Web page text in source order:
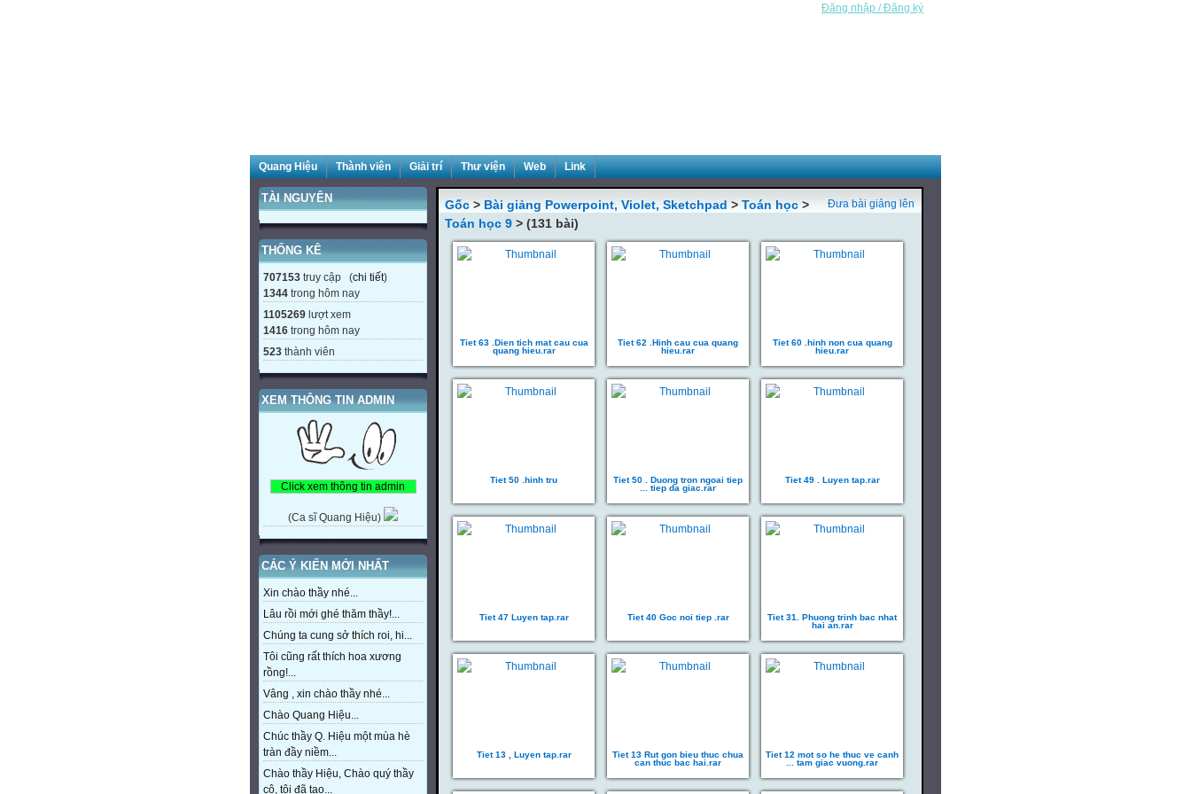
Đăng nhập / Đăng ký
Quang Hiệu Thành viên Giải trí Thư viện Web Link
TÀI NGUYÊN
THỐNG KÊ
707153 truy cập (chi tiết)
1344 trong hôm nay
1105269 lượt xem
1416 trong hôm nay
523 thành viên
XEM THÔNG TIN ADMIN
(Ca sĩ Quang Hiệu)
CÁC Ý KIẾN MỚI NHẤT
Xin chào thầy nhé...
Lâu rồi mới ghé thăm thầy!...
Chúng ta cung sở thích roi, hi...
Tôi cũng rất thích hoa xương
rồng!...
Vâng , xin chào thầy nhé...
Chào Quang Hiệu...
Chúc thầy Q. Hiệu một mùa hè
tràn đầy niềm...
Chào thầy Hiệu, Chào quý thầy
cô, tôi đã tạo...
Đưa bài giảng lên
Gốc > Bài giảng Powerpoint, Violet, Sketchpad > Toán học >
Toán học 9 > (131 bài)
Tiet 63 .Dien tich mat cau cua
quang hieu.rar
Tiet 62 .Hinh cau cua quang
hieu.rar
Tiet 60 .hinh non cua quang
hieu.rar
Tiet 50 .hinh tru
Tiet 50 . Duong tron ngoai tiep
... tiep da giac.rar
Tiet 49 . Luyen tap.rar
Tiet 47 Luyen tap.rar Tiet 40 Goc noi tiep .rar
Tiet 31. Phuong trinh bac nhat
hai an.rar
Tiet 13 , Luyen tap.rar
Tiet 13 Rut gon bieu thuc chua
can thuc bac hai.rar
Tiet 12 mot so he thuc ve canh
... tam giac vuong.rar